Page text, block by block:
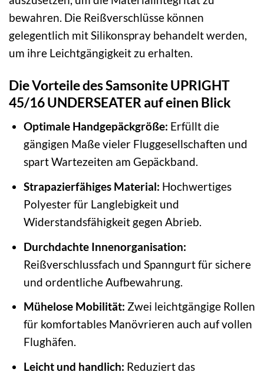
bewahren. Die Reißverschlüsse können
gelegentlich mit Silikonspray behandelt werden,
um ihre Leichtgängigkeit zu erhalten.
Die Vorteile des Samsonite UPRIGHT
45/16 UNDERSEATER auf einen Blick
Optimale Handgepäckgröße: Erfüllt die
gängigen Maße vieler Fluggesellschaften und
spart Wartezeiten am Gepäckband.
Strapazierfähiges Material: Hochwertiges
Polyester für Langlebigkeit und
Widerstandsfähigkeit gegen Abrieb.
Durchdachte Innenorganisation:
Reißverschlussfach und Spanngurt für sichere
und ordentliche Aufbewahrung.
Mühelose Mobilität: Zwei leichtgängige Rollen
für komfortables Manövrieren auch auf vollen
Flughäfen.
Leicht und handlich: Reduziert das